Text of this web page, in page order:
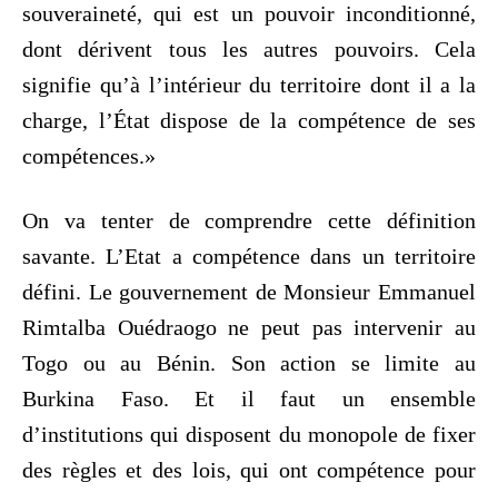
souveraineté, qui est un pouvoir inconditionné,
dont dérivent tous les autres pouvoirs. Cela
signifie qu’à l’intérieur du territoire dont il a la
charge, l’État dispose de la compétence de ses
compétences.»
On va tenter de comprendre cette définition
savante. L’Etat a compétence dans un territoire
défini. Le gouvernement de Monsieur Emmanuel
Rimtalba Ouédraogo ne peut pas intervenir au
Togo ou au Bénin. Son action se limite au
Burkina Faso. Et il faut un ensemble
d’institutions qui disposent du monopole de fixer
des règles et des lois, qui ont compétence pour